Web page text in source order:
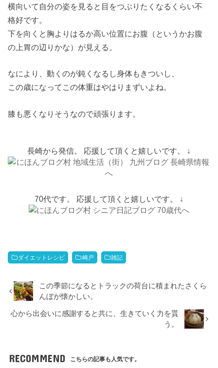
横向いて自分の姿を見ると目をつぶりたくなるくらい不
格好です。
下を向くと胸よりはるか高い位置にお腹（というかお腹
の上胃の辺りかな）が見える。
なにより、動くのが鈍くなるし身体もきついし、
この歳になってこの体重はやはりまずいよね。
膝も悪くなりそうなので頑張ります。
長崎から発信。 応援して頂くと嬉しいです。 ↓
70代です。 応援して頂くと嬉しいです。 ↓
ダイエットレシピ 崎戸 雑記
この季節になるとトラックの荷台に積まれたさくら
んぼが懐かしい。
心から出会いに感謝すると共に、生きていく力を貰
う。
RECOMMEND こちらの記事も人気です。